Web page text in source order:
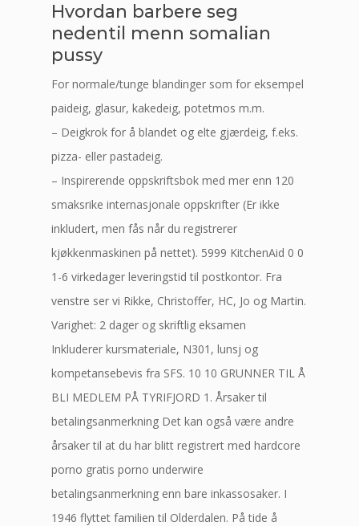
Hvordan barbere seg
nedentil menn somalian
pussy
For normale/tunge blandinger som for eksempel
paideig, glasur, kakedeig, potetmos m.m.
– Deigkrok for å blandet og elte gjærdeig, f.eks.
pizza- eller pastadeig.
– Inspirerende oppskriftsbok med mer enn 120
smaksrike internasjonale oppskrifter (Er ikke
inkludert, men fås når du registrerer
kjøkkenmaskinen på nettet). 5999 KitchenAid 0 0
1-6 virkedager leveringstid til postkontor. Fra
venstre ser vi Rikke, Christoffer, HC, Jo og Martin.
Varighet: 2 dager og skriftlig eksamen
Inkluderer kursmateriale, N301, lunsj og
kompetansebevis fra SFS. 10 10 GRUNNER TIL Å
BLI MEDLEM PÅ TYRIFJORD 1. Årsaker til
betalingsanmerkning Det kan også være andre
årsaker til at du har blitt registrert med hardcore
porno gratis porno underwire
betalingsanmerkning enn bare inkassosaker. I
1946 flyttet familien til Olderdalen. På tide å